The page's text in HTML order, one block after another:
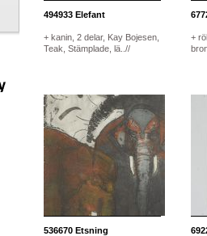
494933 Elefant
+ kanin, 2 delar, Kay Bojesen,
Teak, Stämplade, lä..//
+
536670 Etsning